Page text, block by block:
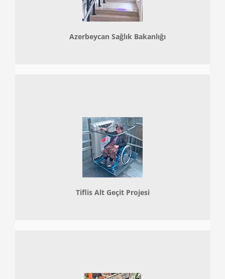
Azerbeycan Sağlık Bakanlığı
Tiflis Alt Geçit Projesi